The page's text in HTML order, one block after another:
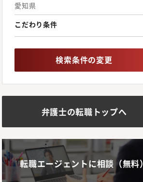
愛知県
こだわり条件
検索条件の変更
弁護士の転職トップへ
転職エージェントに相談（無料）